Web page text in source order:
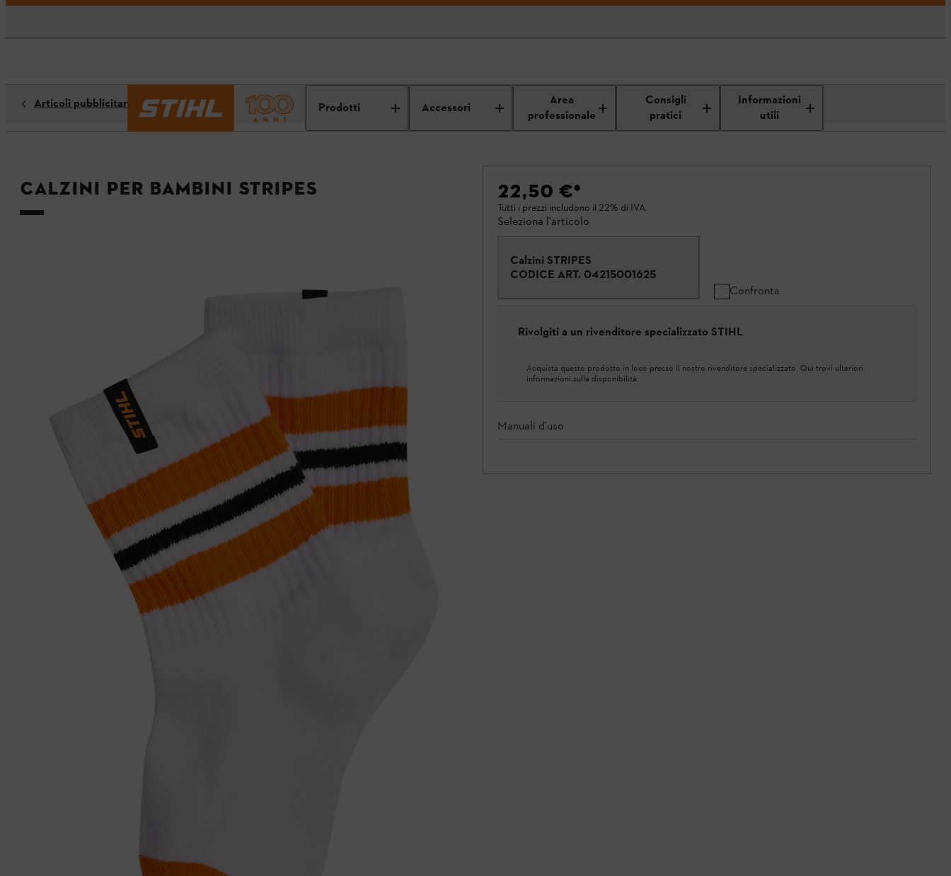
Prodotti Accessori
Area
professionale
Consigli
pratici
Informazioni
utili
Articoli pubblicitari
Calzini per bambini STRIPES 22,50 €*
Tutti i prezzi includono il 22% di IVA.
Seleziona l'articolo
Calzini STRIPES
CODICE ART. 04215001625
Confronta
Rivolgiti a un rivenditore specializzato STIHL
Acquista questo prodotto in loco presso il nostro rivenditore specializzato. Qui trovi ulteriori
informazioni sulla disponibilità.
Manuali d'uso